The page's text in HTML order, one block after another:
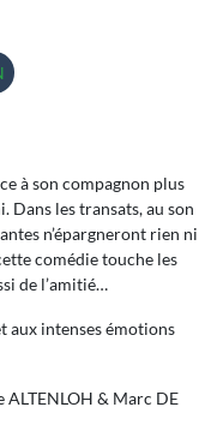
à son compagnon plus
Dans les transats, au son
n’épargneront rien ni
comédie touche les
de l’amitié…
aux intenses émotions
ALTENLOH & Marc DE